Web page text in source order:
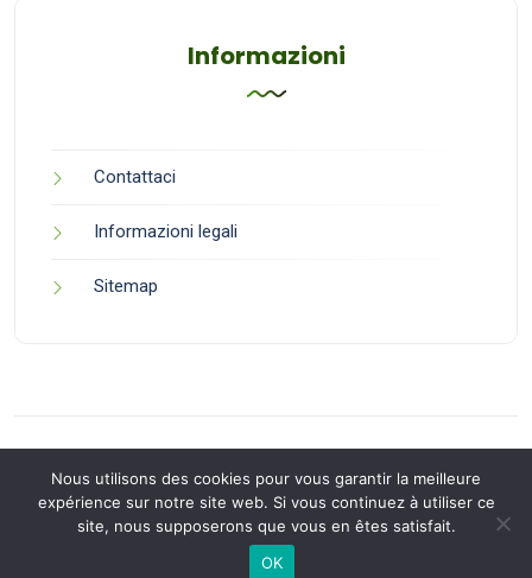
Informazioni
Contattaci
Informazioni legali
Sitemap
Back to Top
Nous utilisons des cookies pour vous garantir la meilleure
expérience sur notre site web. Si vous continuez à utiliser ce
site, nous supposerons que vous en êtes satisfait.
OK